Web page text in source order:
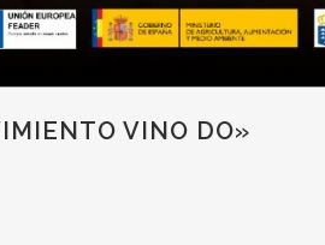
VINO DO»